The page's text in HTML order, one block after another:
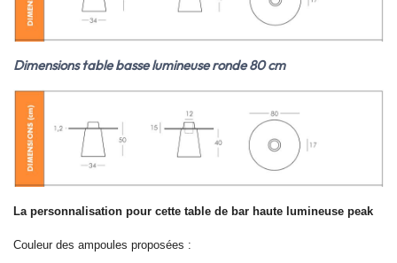
Dimensions table basse lumineuse ronde 80 cm
La personnalisation pour cette table de bar haute lumineuse peak
Couleur des ampoules proposées :